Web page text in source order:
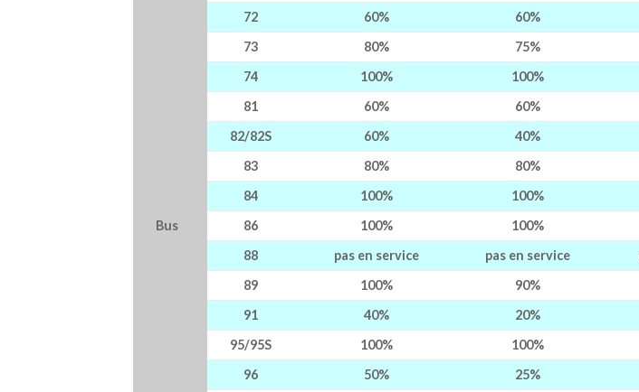
Bus
72
60% 60%
73
80% 75%
74
100% 100%
81
60% 60%
82/82S
60% 40%
83
80% 80%
84
100% 100%
86
100% 100%
88
pas en service pas en service
89
100% 90%
91
40% 20%
95/95S
100% 100%
96
50% 25%